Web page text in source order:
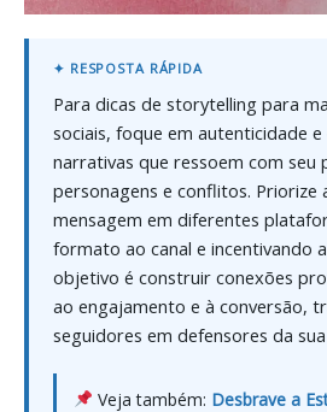
Para dicas de storytelling para
sociais, foque em autenticidade e
narrativas que ressoem com seu
personagens e conflitos. Priorize
mensagem em diferentes
formato ao canal e incentivando
objetivo é construir conexões
ao engajamento e à conversão,
seguidores em defensores da
Veja também: Desbrave a